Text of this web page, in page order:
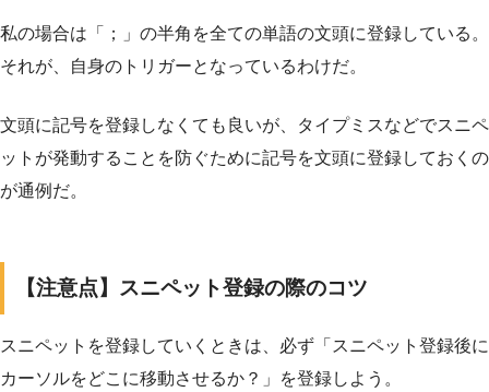
私の場合は「；」の半角を全ての単語の文頭に登録している。
それが、自身のトリガーとなっているわけだ。
文頭に記号を登録しなくても良いが、タイプミスなどでスニペ
ットが発動することを防ぐために記号を文頭に登録しておくの
が通例だ。
【注意点】スニペット登録の際のコツ
スニペットを登録していくときは、必ず「スニペット登録後に
カーソルをどこに移動させるか？」を登録しよう。